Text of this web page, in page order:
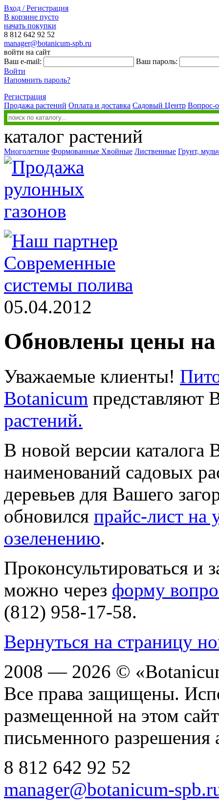
Вход / Регистрация
В корзине пусто
начать покупки
8 812 642 92 52
manager@botanicum-spb.ru
войти на сайт
Ваш e-mail:
Ваш пароль:
Войти
Напомнить пароль?
Регистрация
Продажа растений Оплата и доставка Садовый Центр Вопрос-
каталог растений
Многолетние Формованные Хвойные Лиственные Грунт,
05.04.2012
Обновлены цены на
Уважаемые клиенты!
Botanicum представляют
растений.
В новой версии
наименований садовых
деревьев для Вашего
обновился прайс-лист на
озеленению.
Проконсультироваться и
можно через форму
(812) 958-17-58.
Вернуться на страницу
2008 — 2026 ©
Все права защищены.
размещенной на этом
письменного разрешения
8 812 642 92 52
manager@botanicum-